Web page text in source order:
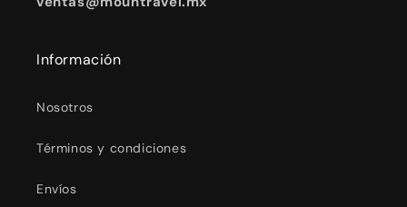
Información
Nosotros
Términos y condiciones
Envíos